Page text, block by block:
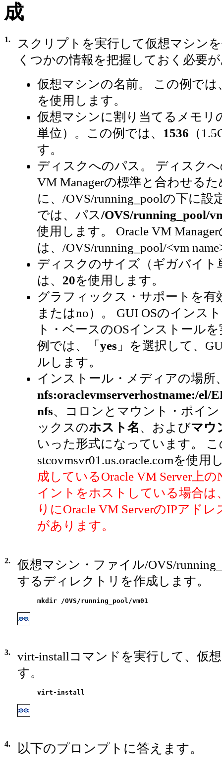
成
1.
スクリプトを実行して仮想マシン
くつかの情報を把握しておく必要
仮想マシンの名前。 この例では
を使用します。
仮想マシンに割り当てるメモリ
単位）。この例では、 1536 （
す。
ディスクへのパス。 ディスクへ
VM Managerの標準と合わせるた
に、/OVS/running_poolの下に設
では、パス/OVS/running_pool/
使用します。 Oracle VM
は、/OVS/running_pool/<vm
ディスクのサイズ（ギガバイト
は、 20を使用します。
グラフィックス・サポートを有
またはno）。 GUI OSのインス
ト・ベースのOSインストール
例では、「 yes 」を選択して、
ルします。
インストール・メディアの場所
nfs:oraclevmserverhostname:/el/
nfs、コロンとマウント・ポイ
ックスのホスト名、およびマウ
いった形式になっています。
stcovmsvr01.us.oracle.comを使用
成しているOracle VM Server上
イントをホストしている場合は
りにOracle VM ServerのIPアド
があります。
2.
仮想マシン・ファイル/OVS/
するディレクトリを作成します。
mkdir /OVS/running_pool/vm01
3.
virt-installコマンドを実行して、仮
す。
virt-install
4. 以下のプロンプトに答えます。